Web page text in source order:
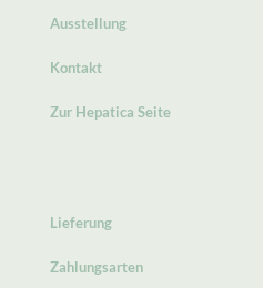
Ausstellung
Kontakt
Zur Hepatica Seite
Lieferung
Zahlungsarten